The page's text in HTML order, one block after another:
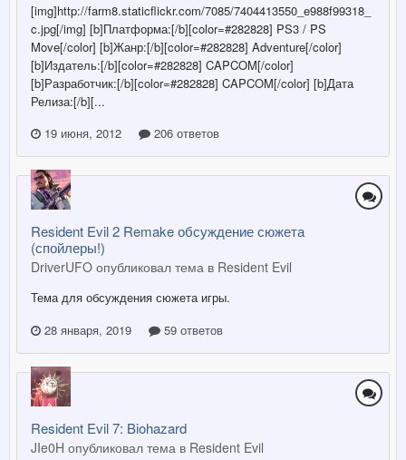
[img]http://farm8.staticflickr.com/7085/7404413550_e988f99318_
c.jpg[/img] [b]Платформа:[/b][color=#282828] PS3 / PS
Move[/color] [b]Жанр:[/b][color=#282828] Adventure[/color]
[b]Издатель:[/b][color=#282828] CAPCOM[/color]
[b]Разработчик:[/b][color=#282828] CAPCOM[/color] [b]Дата
Релиза:[/b][...
19 июня, 2012
206 ответов
Resident Evil 2 Remake обсуждение сюжета
(спойлеры!)
DriverUFO опубликовал тема в Resident Evil
Тема для обсуждения сюжета игры.
28 января, 2019
59 ответов
Resident Evil 7: Biohazard
JIe0H опубликовал тема в Resident Evil